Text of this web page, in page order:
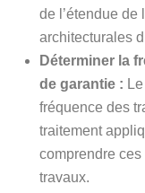
de l’étendue de
architecturales
Déterminer la
de garantie :
fréquence des
traitement
comprendre
travaux.